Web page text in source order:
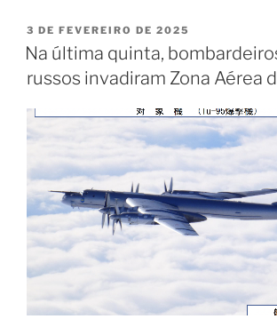
3 DE FEVEREIRO DE 2025
Na última quinta,
russos invadiram Zona Aérea